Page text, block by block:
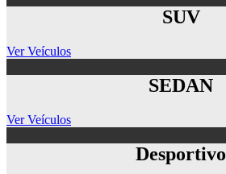
SUV
Ver Veículos
SEDAN
Ver Veículos
Desportivo